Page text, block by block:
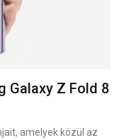
Galaxy Z Fold 8
amelyek közül az